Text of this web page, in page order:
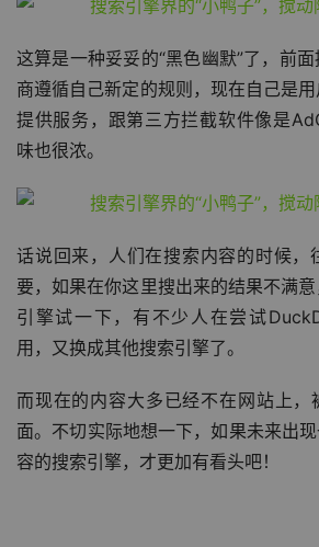
这算是一种妥妥的“黑色幽默”了，前
商遵循自己新定的规则，现在自己是
提供服务，跟第三方拦截软件像是
味也很浓。
话说回来，人们在搜索内容的时候，
要，如果在你这里搜出来的结果不满
引擎试一下，有不少人在尝试
用，又换成其他搜索引擎了。
而现在的内容大多已经不在网站上，
面。不切实际地想一下，如果未来出
容的搜索引擎，才更加有看头吧！